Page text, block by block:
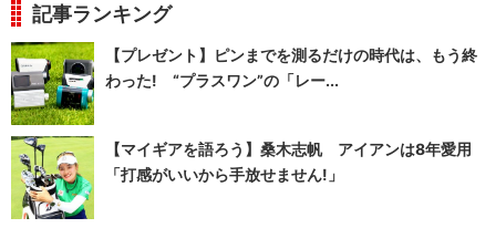
記事ランキング
【プレゼント】ピンまでを測るだけの時代は、もう終
わった! “プラスワン”の「レー...
【マイギアを語ろう】桑木志帆 アイアンは8年愛用
「打感がいいから手放せません!」